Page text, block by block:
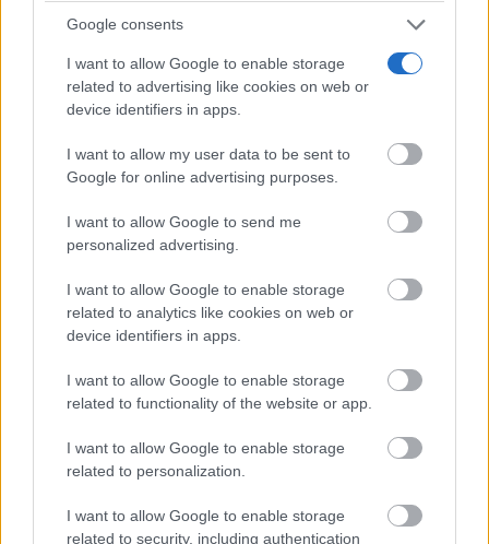
Google consents
I want to allow Google to enable storage
related to advertising like cookies on web or
device identifiers in apps.
I want to allow my user data to be sent to
Google for online advertising purposes.
I want to allow Google to send me
personalized advertising.
I want to allow Google to enable storage
related to analytics like cookies on web or
device identifiers in apps.
I want to allow Google to enable storage
related to functionality of the website or app.
I want to allow Google to enable storage
related to personalization.
I want to allow Google to enable storage
related to security, including authentication
¿Y si el problema no fuera el estrés, sino un hábito
diario?